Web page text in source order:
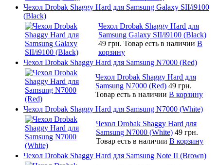
Чехол Drobak Shaggy Hard для Samsung Galaxy SII/i9100
(Black)
Чехол Drobak Shaggy Hard для
Samsung Galaxy SII/i9100 (Black)
49 грн. Товар есть в наличии В
корзину
Чехол Drobak Shaggy Hard для Samsung N7000 (Red)
Чехол Drobak Shaggy Hard для
Samsung N7000 (Red) 49 грн.
Товар есть в наличии В корзину
Чехол Drobak Shaggy Hard для Samsung N7000 (White)
Чехол Drobak Shaggy Hard для
Samsung N7000 (White) 49 грн.
Товар есть в наличии В корзину
Чехол Drobak Shaggy Hard для Samsung Note II (Brown)